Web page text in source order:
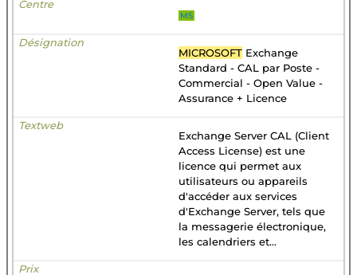
MS
MICROSOFT Exchange
Standard - CAL par Poste -
Commercial - Open Value -
Assurance + Licence
Exchange Server CAL (Client
Access License) est une
licence qui permet aux
utilisateurs ou appareils
d'accéder aux services
d'Exchange Server, tels que
la messagerie électronique,
les calendriers et...